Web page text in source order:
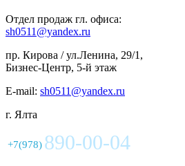
Отдел продаж гл. офиса:
sh0511@yandex.ru
пр. Кирова / ул.Ленина, 29/1,
Бизнес-Центр, 5-й этаж
E-mail: sh0511@yandex.ru
г. Ялта
+7(978) 890-00-04